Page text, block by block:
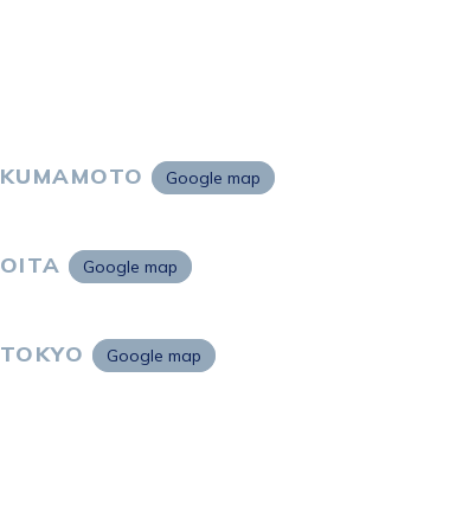
KUMAMOTO Google map
OITA Google map
TOKYO Google map